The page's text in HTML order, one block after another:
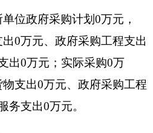
和公用支出。
之外为完成特定行政
支出。
专业业务活动及其辅
营活动发生的支出。